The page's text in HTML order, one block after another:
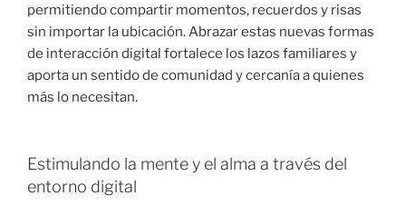
permitiendo compartir momentos, recuerdos y risas
sin importar la ubicación. Abrazar estas nuevas formas
de interacción digital fortalece los lazos familiares y
aporta un sentido de comunidad y cercanía a quienes
más lo necesitan.
Estimulando la mente y el alma a través del
entorno digital